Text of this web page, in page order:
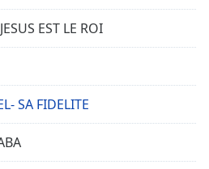
EST LE ROI
SA FIDELITE